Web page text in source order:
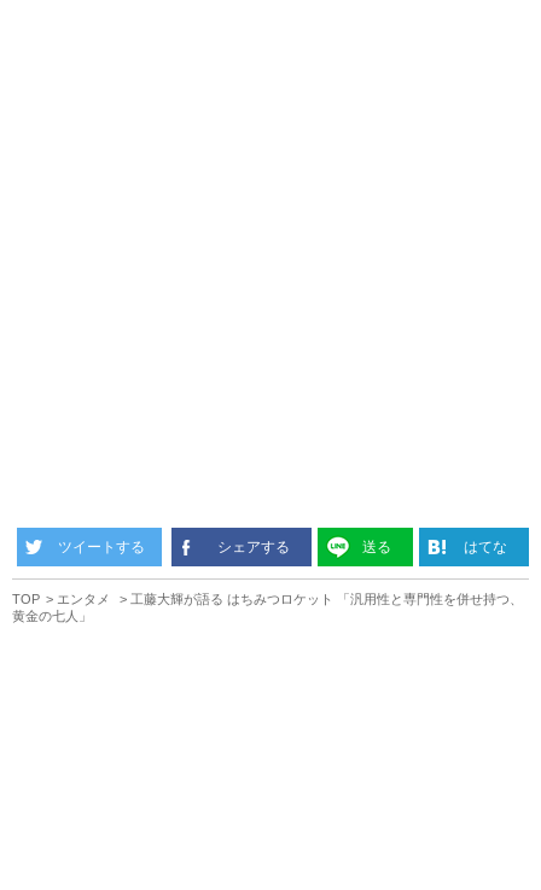
ツイートする シェアする 送る はてな
TOP エンタメ
工藤大輝が語る はちみつロケット 「汎用性と専門性を併せ持つ、
黄金の七人」